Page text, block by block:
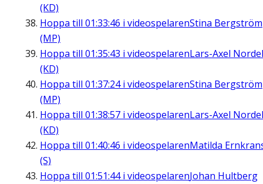
(KD)
Hoppa till 01:33:46 i videospelarenStina Bergström
(MP)
Hoppa till 01:35:43 i videospelarenLars-Axel
(KD)
Hoppa till 01:37:24i videospelarenStina Bergström
(MP)
Hoppa till 01:38:57 i videospelarenLars-Axel
(KD)
Hoppa till 01:40:46 i videospelarenMatilda
(S)
Hoppa till 01:51:44i videospelarenJohan Hultberg